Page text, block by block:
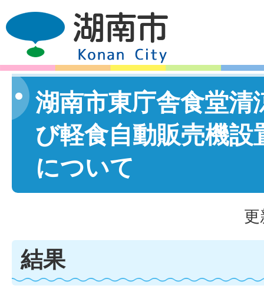
湖南市東庁舎食堂清
び軽食自動販売機設
について
結果